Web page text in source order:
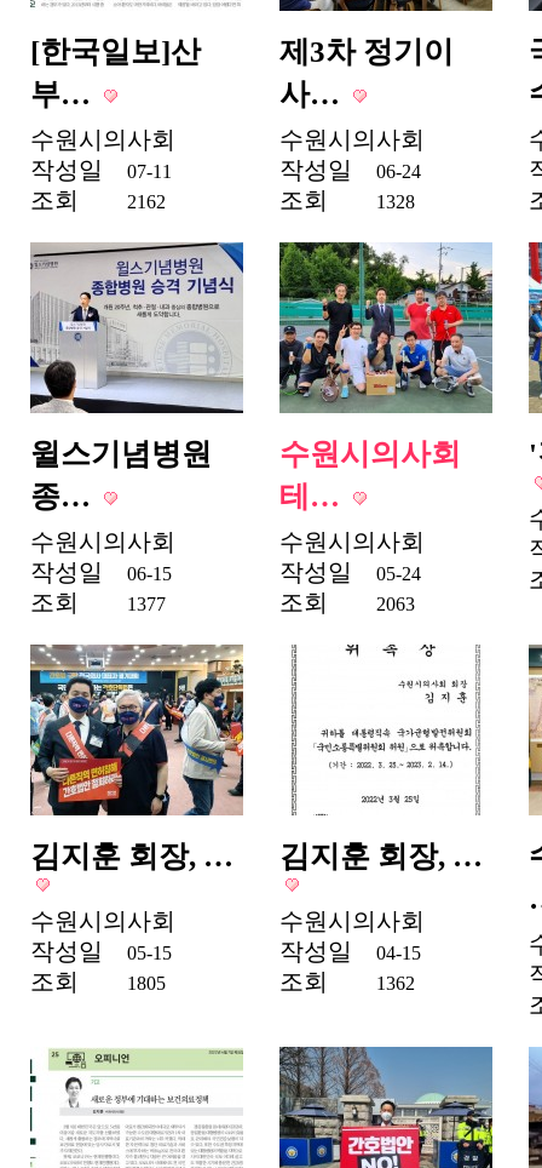
[한국일보]산
부…
수원시의사회
작성일
07-11
조회 2162
제3차 정기이
사…
수원시의사회
작성일
06-24
조회 1328
윌스기념병원
종…
수원시의사회
작성일
06-15
조회 1377
수원시의사회
테…
수원시의사회
작성일
05-24
조회 2063
김지훈 회장, …
수원시의사회
작성일
05-15
조회 1805
김지훈 회장, …
수원시의사회
작성일
04-15
조회 1362